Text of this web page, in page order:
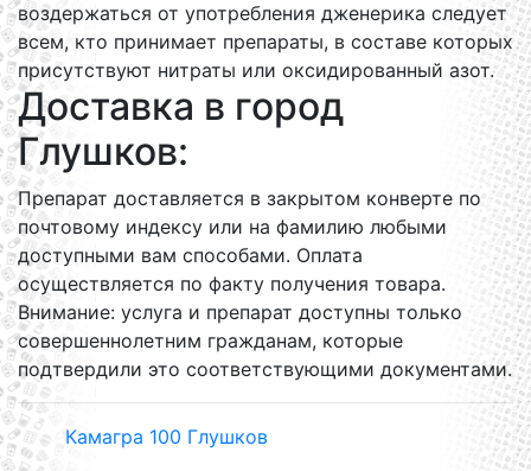
воздержаться от употребления дженерика следует
всем, кто принимает препараты, в составе которых
присутствуют нитраты или оксидированный азот.
Доставка в город
Глушков:
Препарат доставляется в закрытом конверте по
почтовому индексу или на фамилию любыми
доступными вам способами. Оплата
осуществляется по факту получения товара.
Внимание: услуга и препарат доступны только
совершеннолетним гражданам, которые
подтвердили это соответствующими документами.
Камагра 100 Глушков